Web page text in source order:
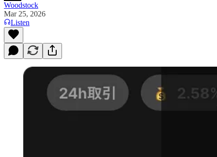
Woodstock
Mar 25, 2026
Listen